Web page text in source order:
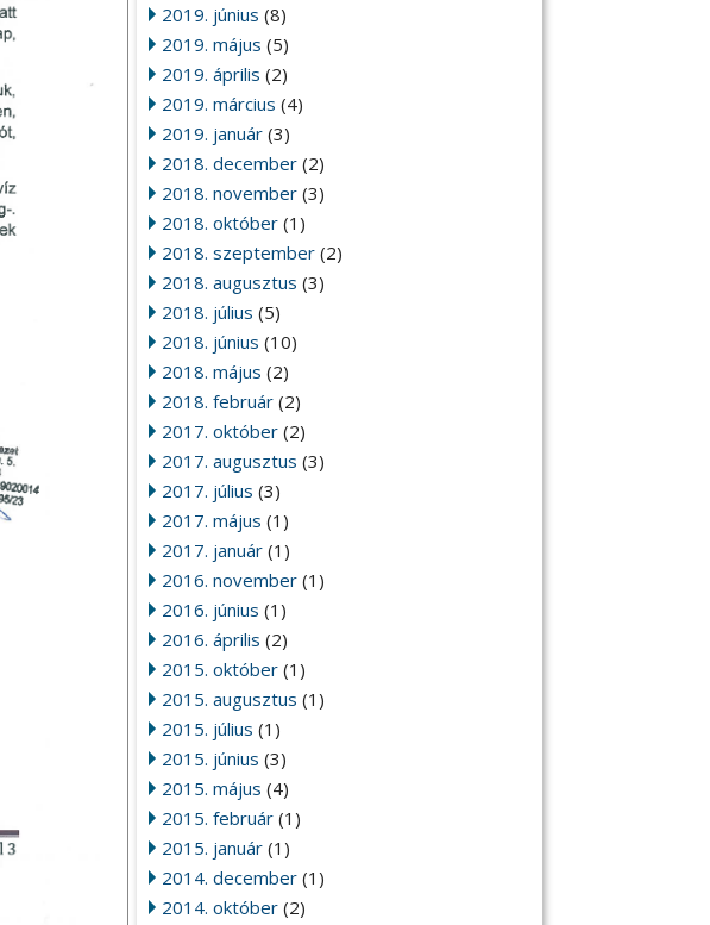
2019. június (8)
2019. május (5)
2019. április (2)
2019. március (4)
2019. január(3)
2018. december(2)
2018. november(3)
2018. október(1)
2018. szeptember(2)
2018. augusztus (3)
2018. július (5)
2018. június (10)
2018. május (2)
2018. február(2)
2017. október(2)
2017. augusztus (3)
2017. július (3)
2017. május (1)
2017. január(1)
2016. november(1)
2016. június (1)
2016. április (2)
2015. október(1)
2015. augusztus (1)
2015. július (1)
2015. június (3)
2015. május (4)
2015. február(1)
2015. január(1)
2014. december(1)
2014. október(2)